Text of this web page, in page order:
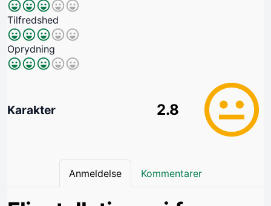
Tilfredshed
Oprydning
Karakter 2.8
Anmeldelse Kommentarer